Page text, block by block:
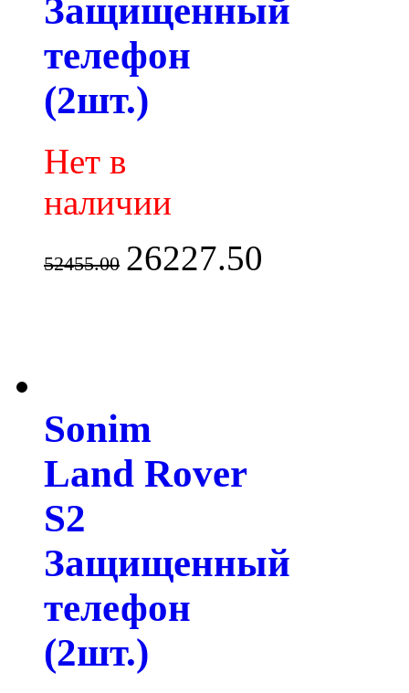
Защищенный
телефон
(2шт.)
Нет в
наличии
52455.00 26227.50
Sonim
Land Rover
S2
Защищенный
телефон
(2шт.)